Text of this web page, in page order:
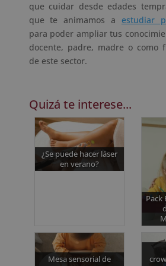
que cuidar desde edades
que te animamos a estudiar
para poder ampliar tus
docente, padre, madre o como
de este sector.
Quizá te interese...
¿Se puede hacer láser
en verano?
Pack
Mesa sensorial de